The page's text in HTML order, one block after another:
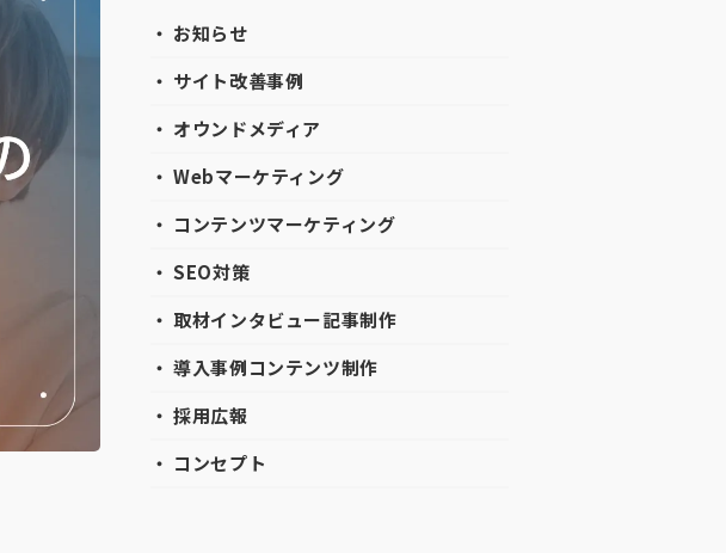
・ お知らせ
・ サイト改善事例
・ オウンドメディア
・ Webマーケティング
・ コンテンツマーケティング
・ SEO対策
・ 取材インタビュー記事制作
・ 導入事例コンテンツ制作
・ 採用広報
・ コンセプト